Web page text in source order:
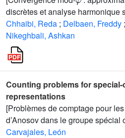
discrètes et analyse harmonique
Chhaibi, Reda ; Delbaen, Freddy ;
Nikeghbali, Ashkan
Counting problems for
representations
[Problèmes de comptage pour
d’Anosov dans le groupe spécial
Carvajales, León